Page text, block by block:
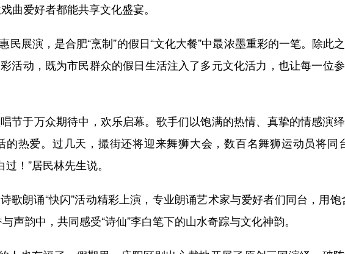
曲爱好者都能共享文化盛宴。
展演，是合肥“烹制”的假日“文化大餐”中最浓墨重彩的一笔。除此
活动，既为市民群众的假日生活注入了多元文化活力，也让每一位
于万众期待中，欢乐启幕。歌手们以饱满的热情、真挚的情感演
热爱。过几天，撮街还将迎来舞狮大会，数百名舞狮运动员将同
！”居民林先生说。
朗诵“快闪”活动精彩上演，专业朗诵艺术家与爱好者们同台，用饱
声韵中，共同感受“诗仙”李白笔下的山水奇踪与文化神韵。